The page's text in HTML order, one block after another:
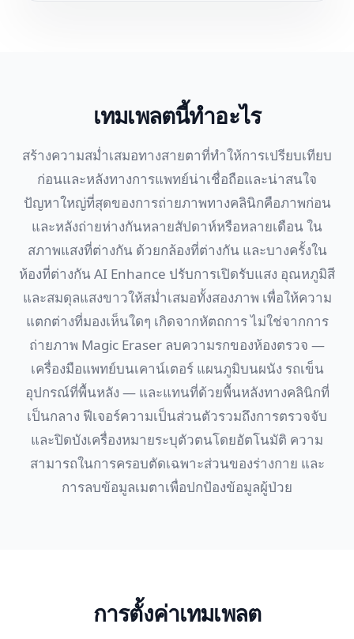
เทมเพลตนี้ทำอะไร
สร้างความสม่ำเสมอทางสายตาที่ทำให้การเปรียบเทียบ
ก่อนและหลังทางการแพทย์น่าเชื่อถือและน่าสนใจ
ปัญหาใหญ่ที่สุดของการถ่ายภาพทางคลินิกคือภาพก่อน
และหลังถ่ายห่างกันหลายสัปดาห์หรือหลายเดือน ใน
สภาพแสงที่ต่างกัน ด้วยกล้องที่ต่างกัน และบางครั้งใน
ห้องที่ต่างกัน AI Enhance ปรับการเปิดรับแสง อุณหภูมิสี
และสมดุลแสงขาวให้สม่ำเสมอทั้งสองภาพ เพื่อให้ความ
แตกต่างที่มองเห็นใดๆ เกิดจากหัตถการ ไม่ใช่จากการ
ถ่ายภาพ Magic Eraser ลบความรกของห้องตรวจ —
เครื่องมือแพทย์บนเคาน์เตอร์ แผนภูมิบนผนัง รถเข็น
อุปกรณ์ที่พื้นหลัง — และแทนที่ด้วยพื้นหลังทางคลินิกที่
เป็นกลาง ฟีเจอร์ความเป็นส่วนตัวรวมถึงการตรวจจับ
และปิดบังเครื่องหมายระบุตัวตนโดยอัตโนมัติ ความ
สามารถในการครอบตัดเฉพาะส่วนของร่างกาย และ
การลบข้อมูลเมตาเพื่อปกป้องข้อมูลผู้ป่วย
การตั้งค่าเทมเพลต